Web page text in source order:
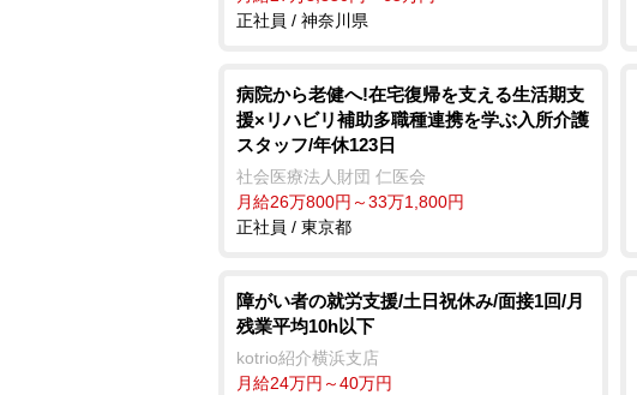
正社員 / 神奈川県
病院から老健へ!在宅復帰を支える生活期支
援×リハビリ補助多職種連携を学ぶ入所介護
スタッフ/年休123日
社会医療法人財団 仁医会
月給26万800円～33万1,800円
正社員 / 東京都
障がい者の就労支援/土日祝休み/面接1回/月
残業平均10h以下
kotrio紹介横浜支店
月給24万円～40万円